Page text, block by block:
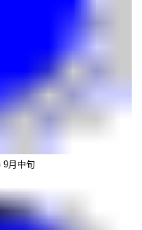
9月中旬